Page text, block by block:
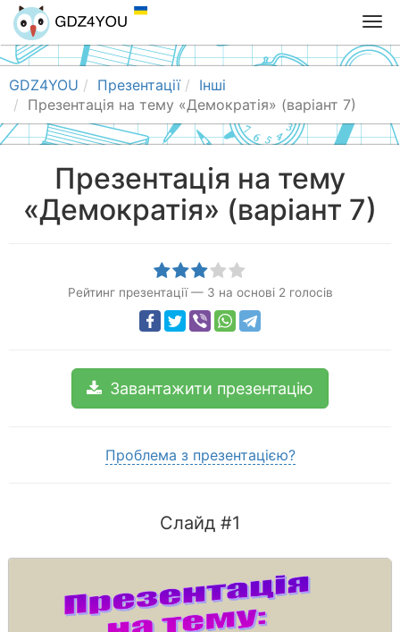
T
o
g
e
n
i
g
GDZ4YOU Презентації
Інші
Презентація на тему «Демократія» (варіант 7)
Презентація на тему
«Демократія» (варіант 7)
Рейтинг презентації — 3 на основі 2 голосів
Завантажити презентацію
Проблема з презентацією?
Слайд #1